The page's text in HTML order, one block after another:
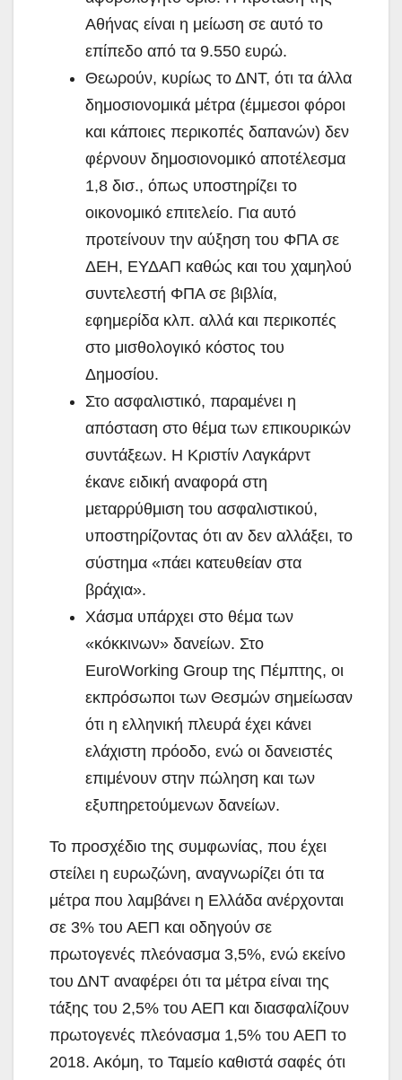
Αθήνας είναι η μείωση σε αυτό το
επίπεδο από τα 9.550 ευρώ.
Θεωρούν, κυρίως το ΔΝΤ, ότι τα άλλα
δημοσιονομικά μέτρα (έμμεσοι φόροι
και κάποιες περικοπές δαπανών) δεν
φέρνουν δημοσιονομικό αποτέλεσμα
1,8 δισ., όπως υποστηρίζει το
οικονομικό επιτελείο. Για αυτό
προτείνουν την αύξηση του ΦΠΑ σε
ΔΕΗ, ΕΥΔΑΠ καθώς και του χαμηλού
συντελεστή ΦΠΑ σε βιβλία,
εφημερίδα κλπ. αλλά και περικοπές
στο μισθολογικό κόστος του
Δημοσίου.
Στο ασφαλιστικό, παραμένει η
απόσταση στο θέμα των επικουρικών
συντάξεων. Η Κριστίν Λαγκάρντ
έκανε ειδική αναφορά στη
μεταρρύθμιση του ασφαλιστικού,
υποστηρίζοντας ότι αν δεν αλλάξει, το
σύστημα «πάει κατευθείαν στα
βράχια».
Χάσμα υπάρχει στο θέμα των
«κόκκινων» δανείων. Στο
EuroWorking Group της Πέμπτης, οι
εκπρόσωποι των Θεσμών σημείωσαν
ότι η ελληνική πλευρά έχει κάνει
ελάχιστη πρόοδο, ενώ οι δανειστές
επιμένουν στην πώληση και των
εξυπηρετούμενων δανείων.
Το προσχέδιο της συμφωνίας, που έχει
στείλει η ευρωζώνη, αναγνωρίζει ότι τα
μέτρα που λαμβάνει η Ελλάδα ανέρχονται
σε 3% του ΑΕΠ και οδηγούν σε
πρωτογενές πλεόνασμα 3,5%, ενώ εκείνο
του ΔΝΤ αναφέρει ότι τα μέτρα είναι της
τάξης του 2,5% του ΑΕΠ και διασφαλίζουν
πρωτογενές πλεόνασμα 1,5% του ΑΕΠ το
2018. Ακόμη, το Ταμείο καθιστά σαφές ότι